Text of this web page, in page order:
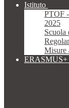
Istituto
PTOF
2025
Scuola
Misure